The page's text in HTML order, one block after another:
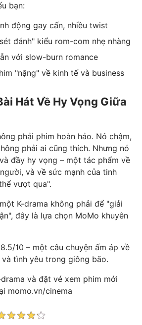
bạn:
động gay cấn, nhiều twist
đánh" kiểu rom-com nhẹ nhàng
với slow-burn romance
"nặng" về kinh tế và business
Hát Về Hy Vọng Giữa
phải phim hoàn hảo. Nó chậm,
phải ai cũng thích. Nhưng nó
đầy hy vọng – một tác phẩm về
và về sức mạnh của tinh
vượt qua".
K-drama không phải để "giải
đây là lựa chọn MoMo khuyên
10 – một câu chuyện ấm áp về
tình yêu trong giông bão.
và đặt vé xem phim mới
momo.vn/cinema